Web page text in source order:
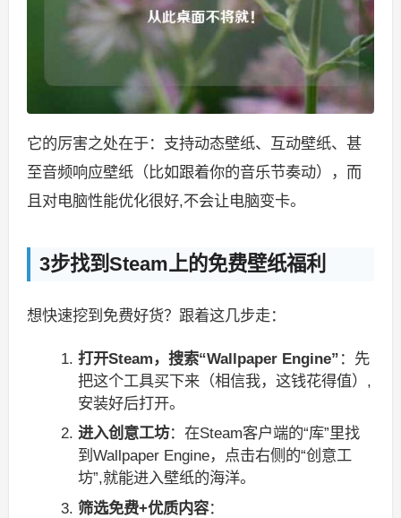
它的厉害之处在于：支持动态壁纸、互动壁纸、甚
至音频响应壁纸（比如跟着你的音乐节奏动），而
且对电脑性能优化很好,不会让电脑变卡。
3步找到Steam上的免费壁纸福利
想快速挖到免费好货？跟着这几步走：
打开Steam，搜索“Wallpaper Engine” ：先
把这个工具买下来（相信我，这钱花得值）,
安装好后打开。
进入创意工坊：在Steam客户端的“库”里找
到Wallpaper Engine，点击右侧的“创意工
坊”,就能进入壁纸的海洋。
筛选免费+优质内容：